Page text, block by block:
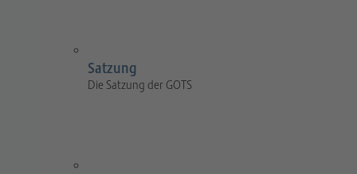
Satzung
Die Satzung der GOTS